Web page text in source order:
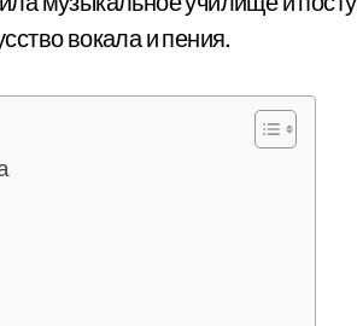
вокала и пения.